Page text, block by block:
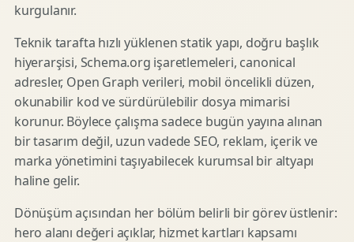
kurgulanır.
Teknik tarafta hızlı yüklenen statik yapı, doğru başlık
hiyerarşisi, Schema.org işaretlemeleri, canonical
adresler, Open Graph verileri, mobil öncelikli düzen,
okunabilir kod ve sürdürülebilir dosya mimarisi
korunur. Böylece çalışma sadece bugün yayına alınan
bir tasarım değil, uzun vadede SEO, reklam, içerik ve
marka yönetimini taşıyabilecek kurumsal bir altyapı
haline gelir.
Dönüşüm açısından her bölüm belirli bir görev üstlenir:
hero alanı değeri açıklar, hizmet kartları kapsamı